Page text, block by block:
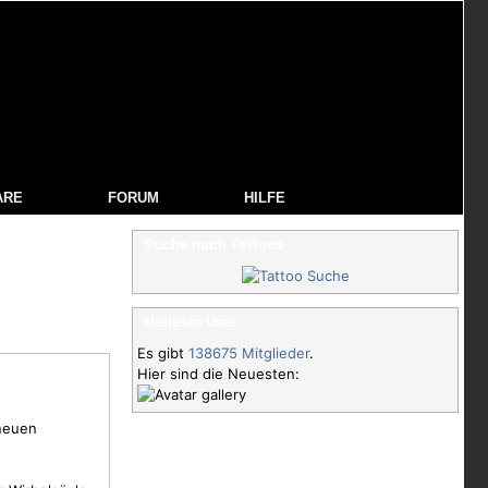
FORUM HILFE
Es gibt 138675 Mitglieder.
Hier sind die Neuesten: